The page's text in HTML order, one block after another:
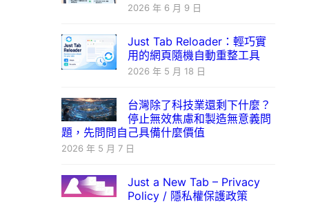
2026 年 6 月 9 日
Just Tab Reloader：輕巧實
用的網頁隨機自動重整工具
2026 年 5 月 18 日
台灣除了科技業還剩下什麼？
停止無效焦慮和製造無意義問
題，先問問自己具備什麼價值
2026 年 5 月 7 日
Just a New Tab – Privacy
Policy / 隱私權保護政策